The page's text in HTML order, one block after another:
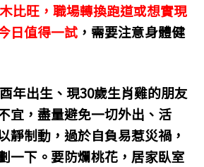
比旺，職場轉換跑道或想實現
日值得一試 ，需要注意身體健
年出生、現30歲生肖雞的朋友
宜，盡量避免一切外出、活
靜制動，過於自負易惹災禍，
一下。要防爛桃花，居家臥室